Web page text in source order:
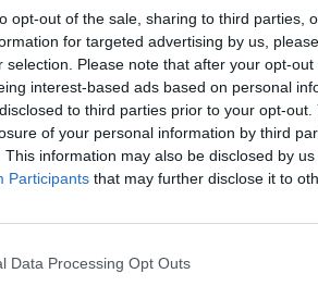
opt-out of the sale, sharing to third parties,
for targeted advertising by us,
selection. Please note that after your opt-
interest-based ads based on personal
to third parties prior to your opt-
of your personal information by third
This information may also be disclosed by
Participants that may further disclose it to
Data Processing Opt Outs
się w torowisku w momencie,
była ogromna. Na miejscu przez
prokurator, który nadzorował